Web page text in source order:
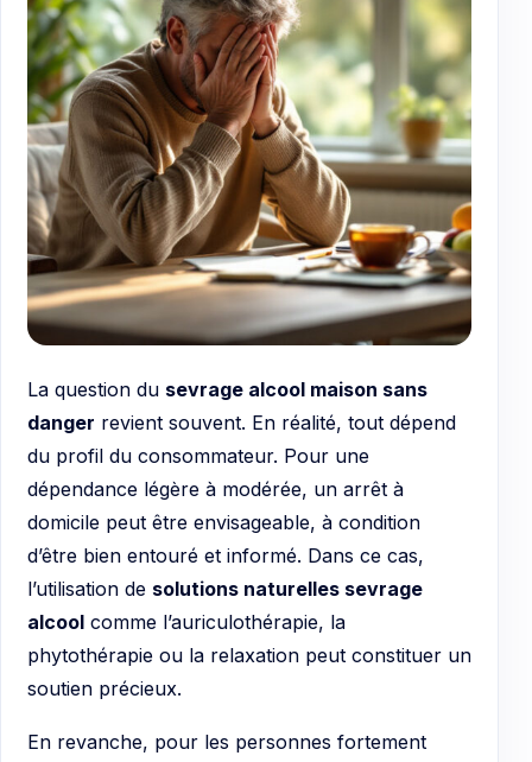
La question du sevrage alcool maison sans
danger revient souvent. En réalité, tout dépend
du profil du consommateur. Pour une
dépendance légère à modérée, un arrêt à
domicile peut être envisageable, à condition
d’être bien entouré et informé. Dans ce cas,
l’utilisation de solutions naturelles sevrage
alcool comme l’auriculothérapie, la
phytothérapie ou la relaxation peut constituer un
soutien précieux.
En revanche, pour les personnes fortement